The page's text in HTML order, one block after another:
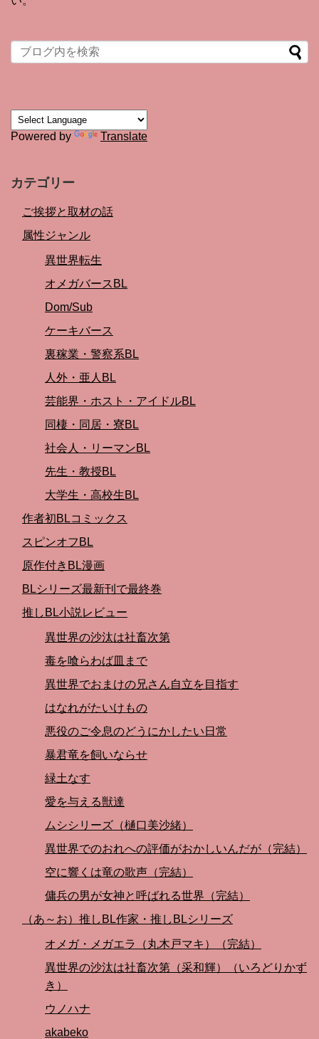
Powered by Translate
カテゴリー
ご挨拶と取材の話
属性ジャンル
異世界転生
オメガバースBL
Dom/Sub
ケーキバース
裏稼業・警察系BL
人外・亜人BL
芸能界・ホスト・アイドルBL
同棲・同居・寮BL
社会人・リーマンBL
先生・教授BL
大学生・高校生BL
作者初BLコミックス
スピンオフBL
原作付きBL漫画
BLシリーズ最新刊で最終巻
推しBL小説レビュー
異世界の沙汰は社畜次第
毒を喰らわば皿まで
異世界でおまけの兄さん自立を目指す
はなれがたいけもの
悪役のご令息のどうにかしたい日常
暴君竜を飼いならせ
緑土なす
愛を与える獣達
ムシシリーズ（樋口美沙緒）
異世界でのおれへの評価がおかしいんだが（完結）
空に響くは竜の歌声（完結）
傭兵の男が女神と呼ばれる世界（完結）
（あ～お）推しBL作家・推しBLシリーズ
オメガ・メガエラ（丸木戸マキ）（完結）
異世界の沙汰は社畜次第（采和輝）（いろどりかず
き）
ウノハナ
akabeko